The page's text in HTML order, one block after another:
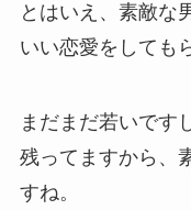
とはいえ、素敵な
いい恋愛をしても
まだまだ若いです
残ってますから、
すね。